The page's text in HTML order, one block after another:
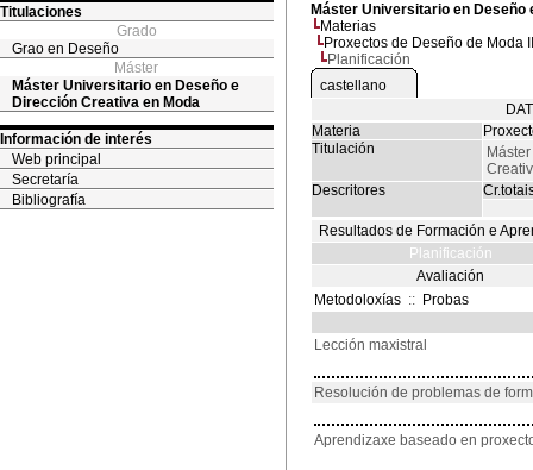
Titulaciones
Grado
Grao en Deseño
Máster
Máster Universitario en Deseño e
Dirección Creativa en Moda
Información de interés
Web principal
Secretaría
Bibliografía
Máster Universitario en Deseño
Materias
Proxectos de Deseño de Moda II
Planificación
castellano
Materia
Titulación
Descritores
Resultados de Formación e
Planificación
Avaliación
Metodoloxías :: Probas
Lección maxistral
Resolución de problemas de
Aprendizaxe baseado en